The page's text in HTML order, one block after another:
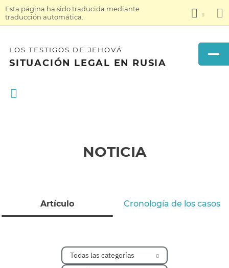
Esta página ha sido traducida mediante
traducción automática.
LOS TESTIGOS DE JEHOVÁ
SITUACIÓN LEGAL EN RUSIA
NOTICIA
Artículo Cronología de los casos
Todas las categorías